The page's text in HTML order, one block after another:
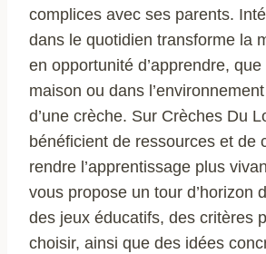
complices avec ses parents.
dans le quotidien transforme la
en opportunité d’apprendre,
maison ou dans
d’une crèche. Sur Crèches Du
bénéficient de ressources et de
rendre l’apprentissage plus
vous propose un tour d’horizon
des jeux éducatifs, des critères
choisir, ainsi que des idées